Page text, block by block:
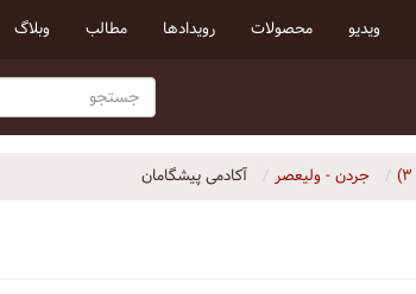
ویدیو محصولات رویداد‌ها مطالب وبلاگ
جردن - ولیعصر